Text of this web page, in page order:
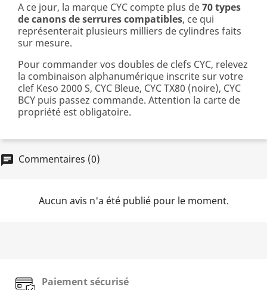
A ce jour, la marque CYC compte plus de70 types
de canons de serrures compatibles, ce qui
représenterait plusieurs milliers de cylindres faits
sur mesure.
Pour commander vos doubles de clefs CYC, relevez
la combinaison alphanumérique inscrite sur votre
clef Keso 2000 S, CYC Bleue, CYC TX80 (noire), CYC
BCY puis passez commande. Attention la carte de
propriété est obligatoire.
chat Commentaires (0)
Aucun avis n'a été publié pour le moment.
Paiement sécurisé